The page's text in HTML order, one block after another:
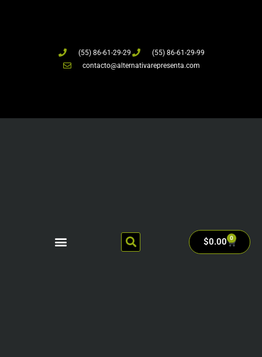
(55) 86-61-29-29
(55) 86-61-29-99
contacto@alternativarepresenta.com
$0.00 0